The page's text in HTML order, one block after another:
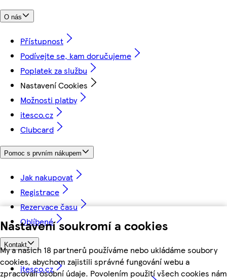
Nastavení soukromí a cookies
My a našich 18 partnerů používáme nebo ukládáme soubory
cookies, abychom zajistili správné fungování webu a
zpracovali osobní údaje. Povolením použití všech cookies nám
O nás
Přístupnost
Podívejte se, kam doručujeme
Poplatek za službu
Nastavení Cookies
Možnosti platby
itesco.cz
Clubcard
Pomoc s prvním nákupem
Jak nakupovat
Registrace
Rezervace času
Oblíbené
Kontakt
itesco.cz